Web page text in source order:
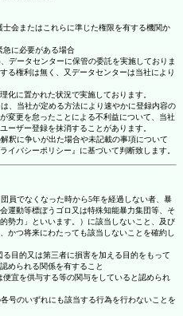
会またはこれらに準じた権限を有する機関か
急に必要がある場合
データセンターに保管の委託を実施しておりま
る権利は無く、又データセンターは当社により
化に置かれた状況で実施しております。
、当社が定める方法により速やかに登録内容の
変更を怠ったことによる不利益について、当社
ーザー登録を抹消することがあります。
釈に争いが出た場合や未記載の事項について
イバシーポリシー』に基づいて判断致します。
員でなくなった時から5年を経過しない者、暴
運動等標ぼうゴロ又は特殊知能暴力集団等、そ
勢力」といいます。）に該当しないこと、及び
かつ将来にわたっても該当しないことを確約し
目的又は第三者に損害を加える目的をもって
められる関係を有すること
宜を供与する等の関与をしていると認められ
号のいずれにも該当する行為を行わないことを